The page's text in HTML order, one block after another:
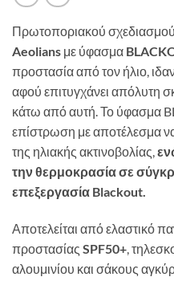
Πρωτοποριακού σχεδιασμού
Aeolians με ύφασμα
προστασία από τον ήλιο,
αφού επιτυγχάνει απόλυτη
κάτω από αυτή. Το ύφασμα
επίστρωση με αποτέλεσμα
της ηλιακής ακτινοβολίας,
την θερμοκρασία σε
επεξεργασία Blackout.
Αποτελείται από ελαστικό
προστασίας SPF50+ ,
αλουμινίου και σάκους